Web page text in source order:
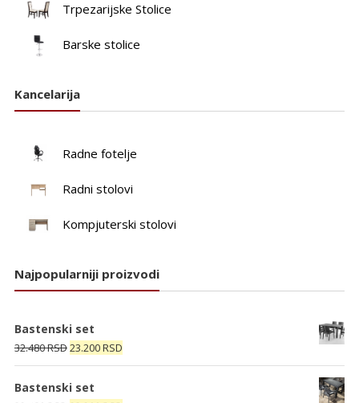
Trpezarijske Stolice
Barske stolice
Kancelarija
Radne fotelje
Radni stolovi
Kompjuterski stolovi
Najpopularniji proizvodi
Bastenski set
32.480RSDOriginalna
cena
je
23.200RSDTrenutna
cena
Bastenski set